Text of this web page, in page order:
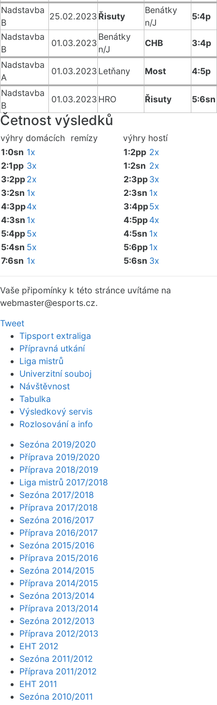
Nadstavba
B
25.02.2023 Řisuty
Benátky
n/J
5:4p
Nadstavba
B
01.03.2023
Benátky
n/J
CHB 3:4p
Nadstavba
A
01.03.2023 Letňany Most 4:5p
Nadstavba
B
01.03.2023 HRO Řisuty 5:6sn
Četnost výsledků
výhry domácích remízy výhry hostí
1:0sn 1x
2:1pp 3x
3:2pp2x
3:2sn 1x
4:3pp4x
4:3sn 1x
5:4pp5x
5:4sn 5x
7:6sn 1x
1:2pp 2x
1:2sn 2x
2:3pp3x
2:3sn 1x
3:4pp5x
4:5pp4x
4:5sn 1x
5:6pp1x
5:6sn 3x
Vaše připomínky k této stránce uvítáme na
webmaster@esports.cz.
Tweet
Tipsport extraliga
Přípravná utkání
Liga mistrů
Univerzitní souboj
Návštěvnost
Tabulka
Výsledkový servis
Rozlosování a info
Sezóna 2019/2020
Příprava 2019/2020
Příprava 2018/2019
Liga mistrů 2017/2018
Sezóna 2017/2018
Příprava 2017/2018
Sezóna 2016/2017
Příprava 2016/2017
Sezóna 2015/2016
Příprava 2015/2016
Sezóna 2014/2015
Příprava 2014/2015
Sezóna 2013/2014
Příprava 2013/2014
Sezóna 2012/2013
Příprava 2012/2013
EHT 2012
Sezóna 2011/2012
Příprava 2011/2012
EHT 2011
Sezóna 2010/2011